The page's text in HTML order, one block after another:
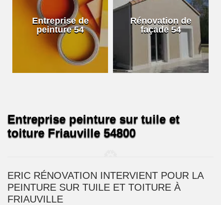
Entreprise de
peinture 54
Rénovation de
façade 54
Entreprise peinture sur tuile et
toiture Friauville 54800
ERIC RÉNOVATION INTERVIENT POUR LA
PEINTURE SUR TUILE ET TOITURE À
FRIAUVILLE